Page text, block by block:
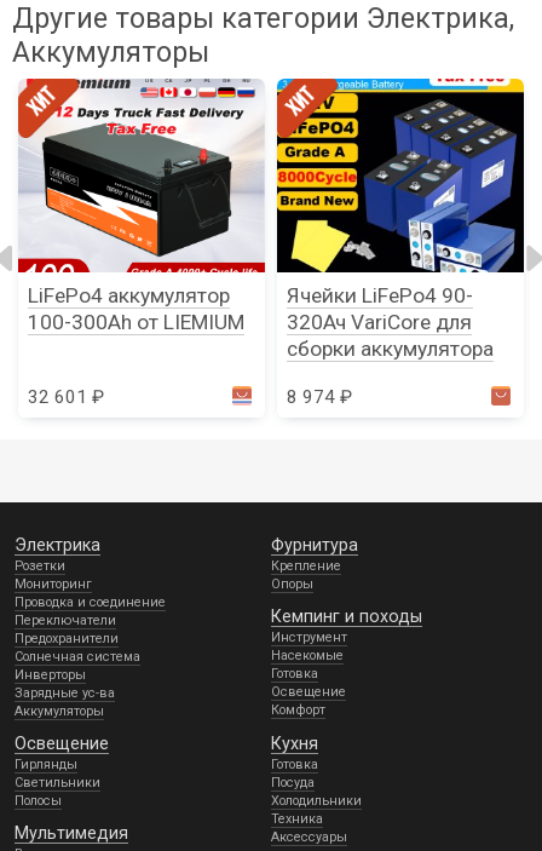
Другие товары категории Электрика,
Аккумуляторы
LiFePo4 аккумулятор
100-300Ah от LIEMIUM
32 601 ₽
Ячейки LiFePo4 90-
320Ач VariCore для
сборки аккумулятора
8 974 ₽
Электрика
Розетки
Мониторинг
Проводка и соединение
Переключатели
Предохранители
Солнечная система
Инверторы
Зарядные ус-ва
Аккумуляторы
Фурнитура
Крепление
Опоры
Кемпинг и походы
Инструмент
Насекомые
Готовка
Освещение
Комфорт
Освещение
Гирлянды
Светильники
Полосы
Мультимедия
Кухня
Готовка
Посуда
Холодильники
Техника
Аксессуары